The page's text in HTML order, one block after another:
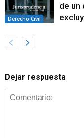
Derecho Civil
de un
Dejar respuesta